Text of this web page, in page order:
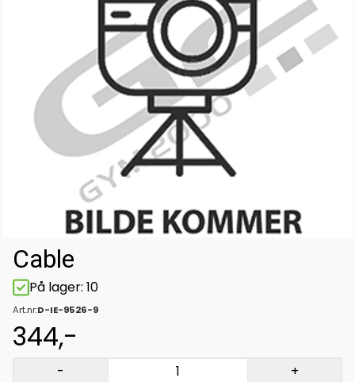
Cable
På lager: 10
Art.nr:D-IE-9526-9
344,-
- +